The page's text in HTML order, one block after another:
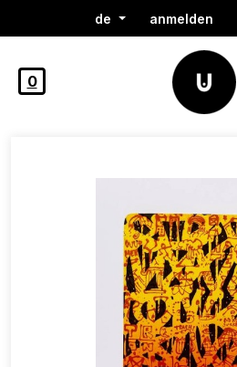
de anmelden
0